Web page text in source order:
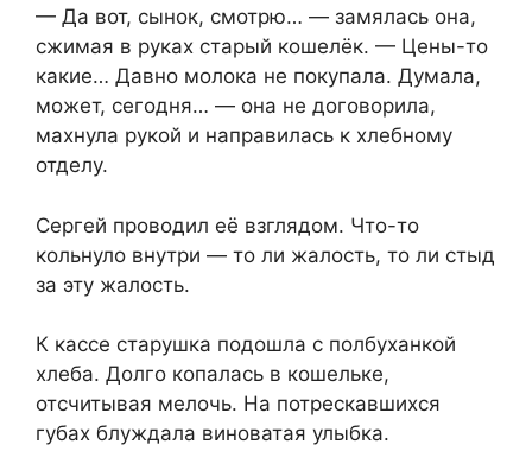
— Да вот, сынок, смотрю… — замялась она,
сжимая в руках старый кошелёк. — Цены-то
какие… Давно молока не покупала. Думала,
может, сегодня… — она не договорила,
махнула рукой и направилась к хлебному
отделу.
Сергей проводил её взглядом. Что-то
кольнуло внутри — то ли жалость, то ли стыд
за эту жалость.
К кассе старушка подошла с полбуханкой
хлеба. Долго копалась в кошельке,
отсчитывая мелочь. На потрескавшихся
губах блуждала виноватая улыбка.